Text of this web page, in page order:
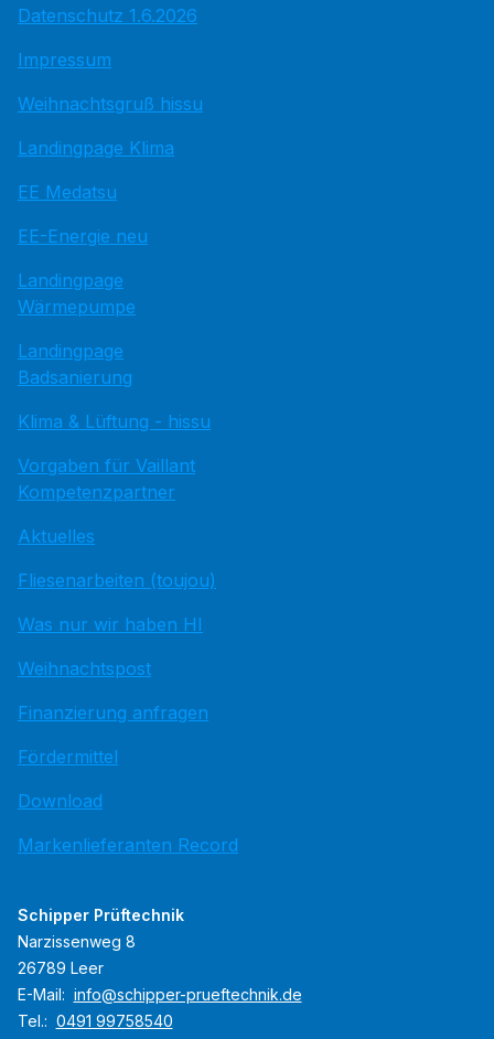
Datenschutz 1.6.2026
Impressum
Weihnachtsgruß hissu
Landingpage Klima
EE Medatsu
EE-Energie neu
Landingpage
Wärmepumpe
Landingpage
Badsanierung
Klima & Lüftung - hissu
Vorgaben für Vaillant
Kompetenzpartner
Aktuelles
Fliesenarbeiten (toujou)
Was nur wir haben HI
Weihnachtspost
Finanzierung anfragen
Fördermittel
Download
Markenlieferanten Record
Schipper Prüftechnik
Narzissenweg 8
26789 Leer
E-Mail: info@schipper-prueftechnik.de
Tel.: 0491 99758540